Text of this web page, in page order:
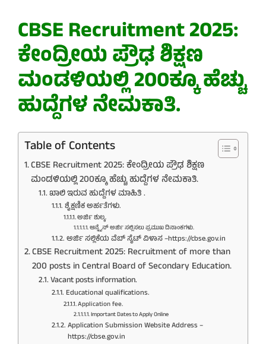
CBSE Recruitment 2025:
ಕೇಂದ್ರೀಯ ಪ್ರೌಢ ಶಿಕ್ಷಣ
ಮಂಡಳಿಯಲ್ಲಿ 200ಕ್ಕೂ ಹೆಚ್ಚು
ಹುದ್ದೆಗಳ ನೇಮಕಾತಿ.
Table of Contents
CBSE Recruitment 2025: ಕೇಂದ್ರೀಯ ಪ್ರೌಢ ಶಿಕ್ಷಣ
ಮಂಡಳಿಯಲ್ಲಿ 200ಕ್ಕೂ ಹೆಚ್ಚು ಹುದ್ದೆಗಳ ನೇಮಕಾತಿ.
ಖಾಲಿ ಇರುವ ಹುದ್ದೆಗಳ ಮಾಹಿತಿ .
ಶೈಕ್ಷಣಿಕ ಅರ್ಹತೆಗಳು.
ಅರ್ಜಿ ಶುಲ್ಕ.
ಆನ್ನೈನ್ ಅರ್ಜಿ ಸಲ್ಲಿಸಲು ಪ್ರಮುಖ ದಿನಾಂಕಗಳು.
ಅರ್ಜಿ ಸಲ್ಲಿಕೆಯ ವೆಬ್ ಸೈಟ್ ವಿಳಾಸ –https://cbse.gov.in
CBSE Recruitment 2025: Recruitment of more than
200 posts in Central Board of Secondary Education.
Vacant posts information.
Educational qualifications.
Application fee.
Important Dates to Apply Online
Application Submission Website Address –
https://cbse.gov.in